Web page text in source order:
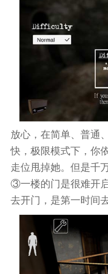
放心，在简单、普通
快，极限模式下，你
走位甩掉她。但是千
③一楼的门是很难开
去开门，是第一时间